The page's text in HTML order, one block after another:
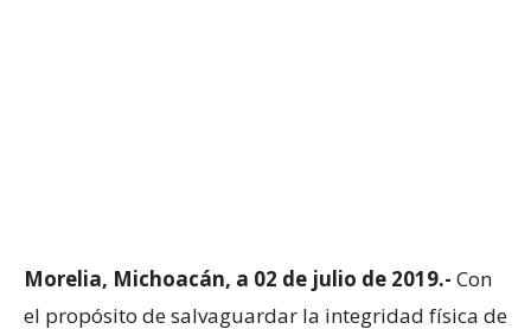
Morelia, Michoacán, a 02 de julio de 2019.- Con
el propósito de salvaguardar la integridad física de